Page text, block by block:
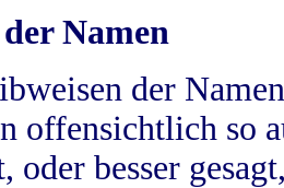
Namen
der
offensichtlich so
oder besser